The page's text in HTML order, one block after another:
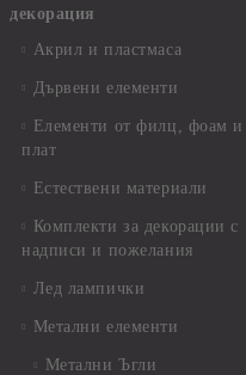
декорация
Акрил и пластмаса
Дървени елементи
Елементи от филц, фоам и
плат
Естествени материали
Комплекти за декорации с
надписи и пожелания
Лед лампички
Метални елементи
Метални Ъгли